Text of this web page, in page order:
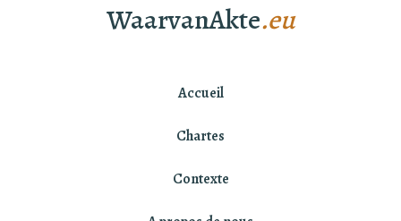
WaarvanAkte.eu
Accueil
Chartes
Contexte